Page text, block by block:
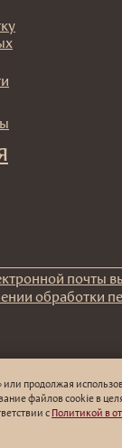
или продолжая
файлов cookie в
сПолитикой в